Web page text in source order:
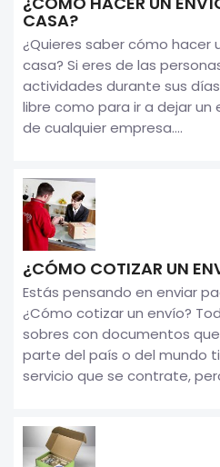
CASA?
¿Quieres saber cómo hacer
casa? Si eres de las
actividades durante sus
libre como para ir a dejar un
de cualquier empresa....
¿CÓMO COTIZAR UN
Estás pensando en enviar
¿Cómo cotizar un envío?
sobres con documentos
parte del país o del mundo
servicio que se contrate,